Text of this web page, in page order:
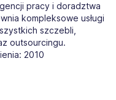
pracy i doradztwa
kompleksowe usługi
szczebli,
outsourcingu.
2010